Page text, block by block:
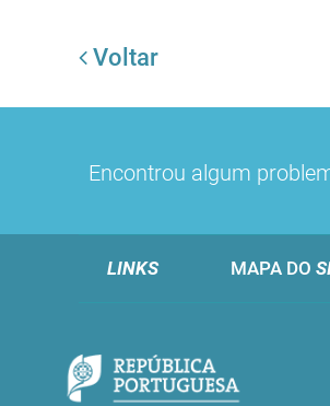
Voltar
Encontrou algum
LINKS MAPA DO